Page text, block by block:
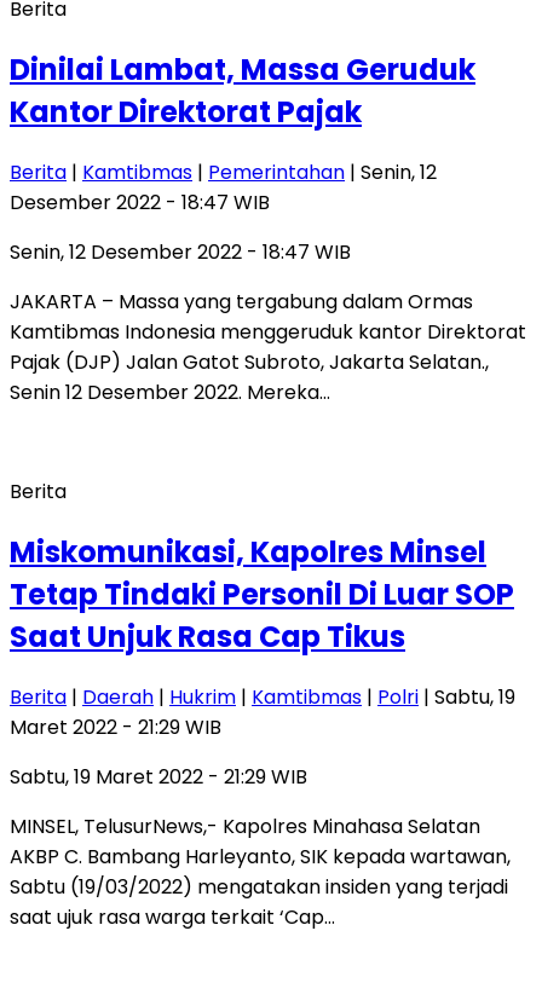
Berita
Dinilai Lambat, Massa Geruduk
Kantor Direktorat Pajak
Berita | Kamtibmas | Pemerintahan | Senin, 12
Desember 2022 - 18:47 WIB
Senin, 12 Desember 2022 - 18:47 WIB
JAKARTA – Massa yang tergabung dalam Ormas
Kamtibmas Indonesia menggeruduk kantor Direktorat
Pajak (DJP) Jalan Gatot Subroto, Jakarta Selatan.,
Senin 12 Desember 2022. Mereka…
Berita
Miskomunikasi, Kapolres Minsel
Tetap Tindaki Personil Di Luar SOP
Saat Unjuk Rasa Cap Tikus
Berita | Daerah | Hukrim | Kamtibmas | Polri | Sabtu, 19
Maret 2022 - 21:29 WIB
Sabtu, 19 Maret 2022 - 21:29 WIB
MINSEL, TelusurNews,- Kapolres Minahasa Selatan
AKBP C. Bambang Harleyanto, SIK kepada wartawan,
Sabtu (19/03/2022) mengatakan insiden yang terjadi
saat ujuk rasa warga terkait ‘Cap…